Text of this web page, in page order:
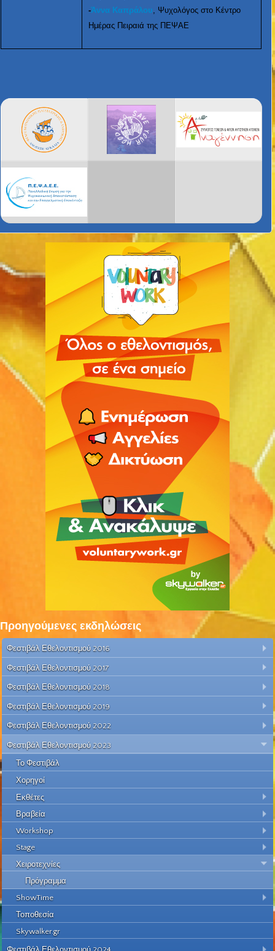
-Άννα Καπράλου, Ψυχολόγος στο Κέντρο
Ημέρας Πειραιά της ΠΕΨΑΕ
Προηγούμενες εκδηλώσεις
Φεστιβάλ Εθελοντισμού 2016
Φεστιβάλ Εθελοντισμού 2017
Φεστιβάλ Εθελοντισμού 2018
Φεστιβάλ Εθελοντισμού 2019
Φεστιβάλ Εθελοντισμού 2022
Φεστιβάλ Εθελοντισμού 2023
Το Φεστιβάλ
Χορηγοί
Εκθέτες
Βραβεία
Workshop
Stage
Χειροτεχνίες
Πρόγραμμα
ShowTime
Τοποθεσία
Skywalker.gr